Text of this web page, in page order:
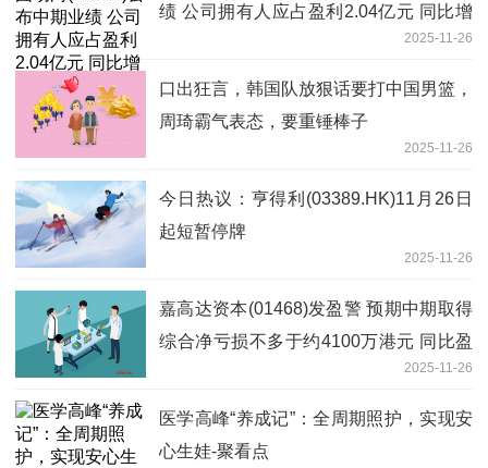
绩 公司拥有人应占盈利2.04亿元 同比增
2025-11-26
口出狂言，韩国队放狠话要打中国男篮，
周琦霸气表态，要重锤棒子
2025-11-26
今日热议：亨得利(03389.HK)11月26日
起短暂停牌
2025-11-26
嘉高达资本(01468)发盈警 预期中期取得
综合净亏损不多于约4100万港元 同比盈
2025-11-26
医学高峰“养成记”：全周期照护，实现安
心生娃-聚看点